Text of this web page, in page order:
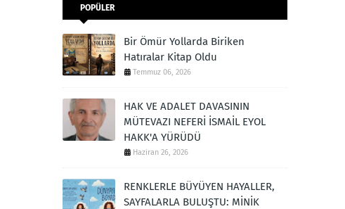
POPÜLER
Bir Ömür Yollarda Biriken
Hatıralar Kitap Oldu
Temmuz 06, 2026
HAK VE ADALET DAVASININ
MÜTEVAZI NEFERİ İSMAİL EYOL
HAKK'A YÜRÜDÜ
Haziran 26, 2026
RENKLERLE BÜYÜYEN HAYALLER,
SAYFALARLA BULUŞTU: MİNİK